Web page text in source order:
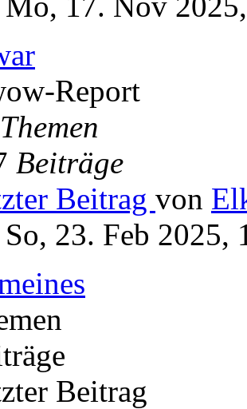
Report
Themen
Beiträge
Beitrag von
So, 23. Feb 2025,
Beitrag